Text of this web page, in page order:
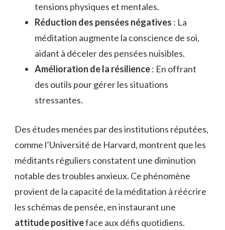
tensions physiques et mentales.
Réduction des pensées négatives : La
méditation augmente la conscience de soi,
aidant à déceler des pensées nuisibles.
Amélioration de la résilience: En offrant
des outils pour gérer les situations
stressantes.
Des études menées par des institutions réputées,
comme l’Université de Harvard, montrent que les
méditants réguliers constatent une diminution
notable des troubles anxieux. Ce phénomène
provient de la capacité de la méditation à réécrire
les schémas de pensée, en instaurant une
attitude positiveface aux défis quotidiens.